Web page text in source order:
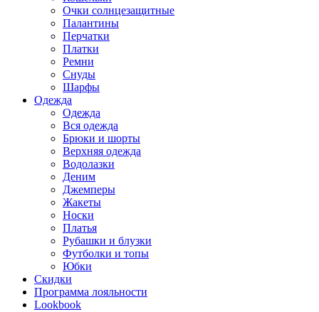
Очки солнцезащитные
Палантины
Перчатки
Платки
Ремни
Снуды
Шарфы
Одежда
Одежда
Вся одежда
Брюки и шорты
Верхняя одежда
Водолазки
Деним
Джемперы
Жакеты
Носки
Платья
Рубашки и блузки
Футболки и топы
Юбки
Скидки
Программа лояльности
Lookbook